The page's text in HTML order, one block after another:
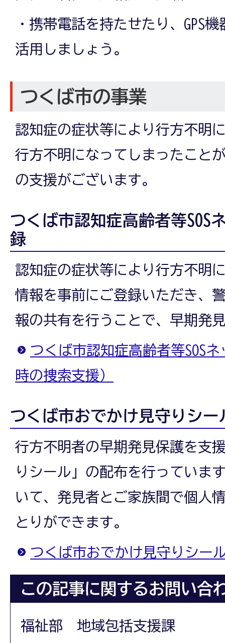
・携帯電話を持たせたり、GPS
活用しましょう。
つくば市の事業
認知症の症状等により行方不明
行方不明になってしまったこと
の支援がございます。
つくば市認知症高齢者等SOS
録
認知症の症状等により行方不明
情報を事前にご登録いただき、
報の共有を行うことで、早期発
つくば市認知症高齢者等SOS
時の捜索支援）
つくば市おでかけ見守りシー
行方不明者の早期発見保護を支
りシール」の配布を行っていま
いて、発見者とご家族間で個人
とりができます。
つくば市おでかけ見守りシー
この記事に関するお問い合
福祉部 地域包括支援課